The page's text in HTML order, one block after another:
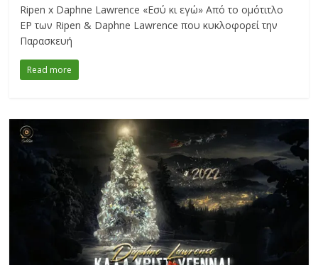
Ripen x Daphne Lawrence «Εσύ κι εγώ» Από το ομότιτλο
EP των Ripen & Daphne Lawrence που κυκλοφορεί την
Παρασκευή
Read more